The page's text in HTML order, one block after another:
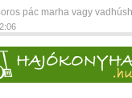
pác marha vagy